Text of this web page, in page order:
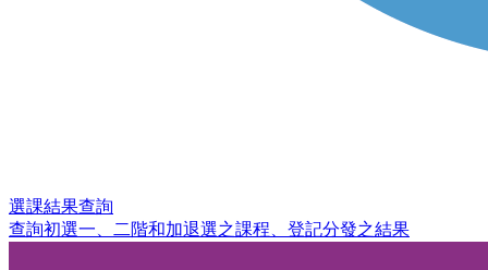
選課結果查詢
查詢初選一、二階和加退選之課程、登記分發之結果